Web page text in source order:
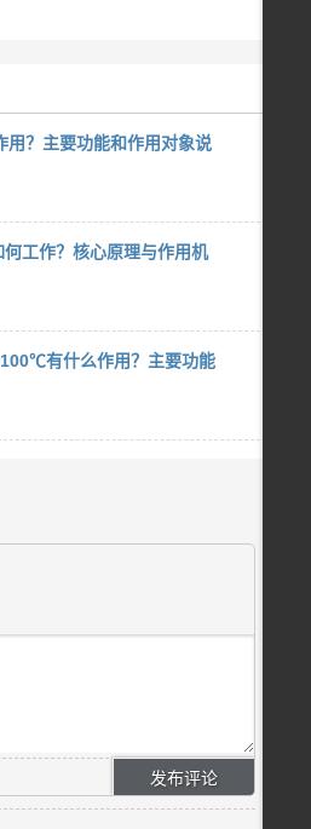
用？主要功能和作用对象说
工作？核心原理与作用机
有什么作用？主要功能